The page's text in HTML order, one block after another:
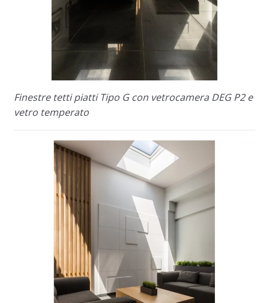
Finestre tetti piatti Tipo G con vetrocamera DEG P2 e
vetro temperato